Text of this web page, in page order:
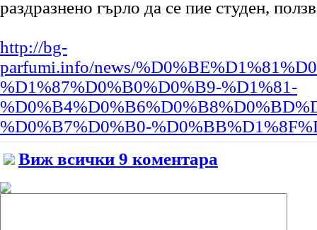
раздразнено гърло да се пие студен,
http://bg-
parfumi.info/news/
%D1%87%D0%B0%D0%B9-%D1%81-
%D0%B7%D0%B0-
Виж всички 9 коментара